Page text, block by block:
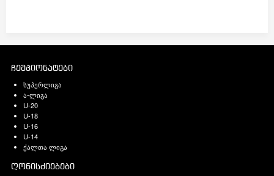
ჩემპიონატები
სუპერლიგა
ა-ლიგა
U-20
U-18
U-16
U-14
ქალთა ლიგა
ღონისძიებები